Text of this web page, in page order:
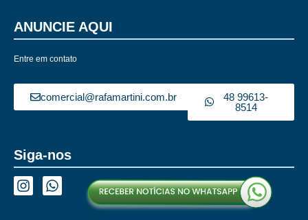
ANUNCIE AQUI
Entre em contato
comercial@rafamartini.com.br
48 99613-
8514
Siga-nos